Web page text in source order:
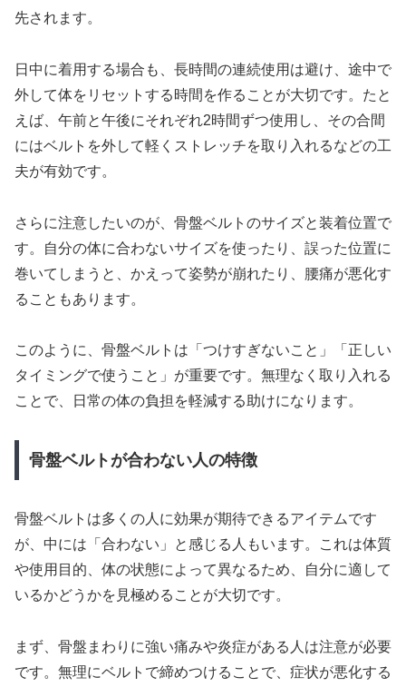
先されます。
日中に着用する場合も、長時間の連続使用は避け、途中で
外して体をリセットする時間を作ることが大切です。たと
えば、午前と午後にそれぞれ2時間ずつ使用し、その合間
にはベルトを外して軽くストレッチを取り入れるなどの工
夫が有効です。
さらに注意したいのが、骨盤ベルトのサイズと装着位置で
す。自分の体に合わないサイズを使ったり、誤った位置に
巻いてしまうと、かえって姿勢が崩れたり、腰痛が悪化す
ることもあります。
このように、骨盤ベルトは「つけすぎないこと」「正しい
タイミングで使うこと」が重要です。無理なく取り入れる
ことで、日常の体の負担を軽減する助けになります。
骨盤ベルトが合わない人の特徴
骨盤ベルトは多くの人に効果が期待できるアイテムです
が、中には「合わない」と感じる人もいます。これは体質
や使用目的、体の状態によって異なるため、自分に適して
いるかどうかを見極めることが大切です。
まず、骨盤まわりに強い痛みや炎症がある人は注意が必要
です。無理にベルトで締めつけることで、症状が悪化する